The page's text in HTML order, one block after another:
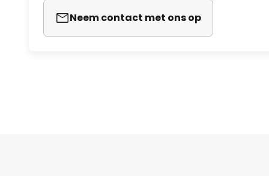
Neem contact met ons op